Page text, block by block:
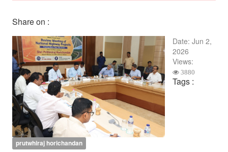
Share on :
Date: Jun 2,
2026
Views:
3880
Tags :
prutwhiraj horichandan